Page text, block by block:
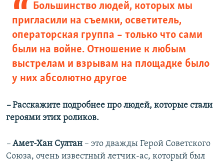
Большинство людей, которых мы
пригласили на съемки, осветитель,
операторская группа – только что сами
были на войне. Отношение к любым
выстрелам и взрывам на площадке было
у них абсолютно другое
–Расскажите подробнее про людей, которые стали
героями этих роликов.
– Амет-Хан Султан – это дважды Герой Советского
Союза, очень известный летчик-ас, который был